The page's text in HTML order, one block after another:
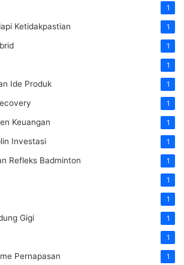
1
Ketidakpastian 1
1
1
Ide Produk 1
1
Keuangan 1
Investasi 1
Refleks Badminton 1
1
1
Gigi 1
1
Pernapasan 1